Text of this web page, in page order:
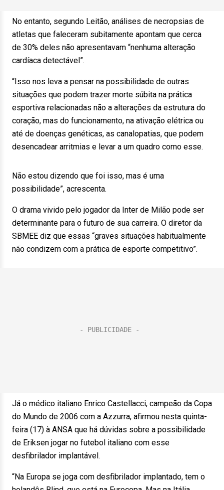
No entanto, segundo Leitão, análises de necropsias de
atletas que faleceram subitamente apontam que cerca
de 30% deles não apresentavam “nenhuma alteração
cardíaca detectável”.
“Isso nos leva a pensar na possibilidade de outras
situações que podem trazer morte súbita na prática
esportiva relacionadas não a alterações da estrutura do
coração, mas do funcionamento, na ativação elétrica ou
até de doenças genéticas, as canalopatias, que podem
desencadear arritmias e levar a um quadro como esse.
Não estou dizendo que foi isso, mas é uma
possibilidade”, acrescenta.
O drama vivido pelo jogador da Inter de Milão pode ser
determinante para o futuro de sua carreira. O diretor da
SBMEE diz que essas “graves situações habitualmente
não condizem com a prática de esporte competitivo”.
Já o médico italiano Enrico Castellacci, campeão da Copa
do Mundo de 2006 com a Azzurra, afirmou nesta quinta-
feira (17) à ANSA que há dúvidas sobre a possibilidade
de Eriksen jogar no futebol italiano com esse
desfibrilador implantável.
“Na Europa se joga com desfibrilador implantado, tem o